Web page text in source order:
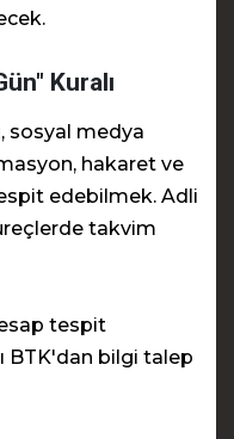
Kuralı
sosyal medya
hakaret ve
edebilmek. Adli
takvim
tespit
BTK'dan bilgi talep